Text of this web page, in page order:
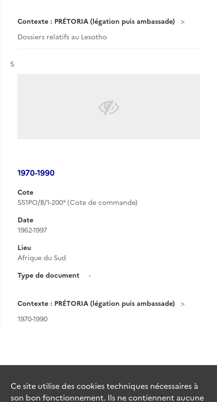
Contexte : PRÉTORIA (légation puis ambassade)
Dossiers relatifs au Lesotho
Résultat n°
5
1970-1990
Cote
551PO/B/1-200* (Cote de commande)
Date
1962-1997
Lieu
Afrique du Sud
Type de document
-
Contexte : PRÉTORIA (légation puis ambassade)
1970-1990
Ce site utilise descookiestechniques nécessaires à
son bon fonctionnement. Ils ne contiennent aucune